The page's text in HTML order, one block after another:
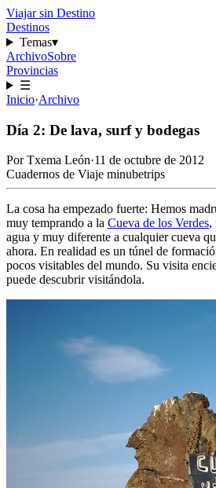
Viajar sin Destino
Destinos
Temas▾
ArchivoSobre
Provincias
☰
Inicio·Archivo
Día 2: De lava, surf y bodegas
PorTxema León·11 de octubre de 2012
Cuadernos de Viaje minubetrips
La cosa ha empezado fuerte: Hemos
muy temprando a la Cueva de los Verdes,
agua y muy diferente a cualquier cueva
ahora. En realidad es un túnel de
pocos visitables del mundo. Su visita
puede descubrir visitándola.